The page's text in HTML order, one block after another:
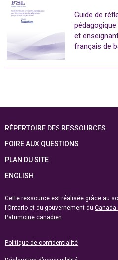
Guide de
et
français de
RÉPERTOIRE DES RESSOURCES
FOIRE AUX QUESTIONS
PLAN DU SITE
ENGLISH
Cette ressource est réalisée grâce au
l’Ontario et du gouvernement du Canada
Patrimoine canadien
Politique de confidentialité